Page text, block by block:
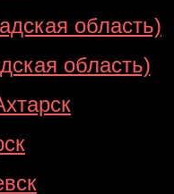
область)
область)